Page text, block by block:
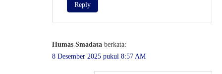
Reply
Humas Smadata berkata:
8 Desember 2025 pukul 8:57 AM